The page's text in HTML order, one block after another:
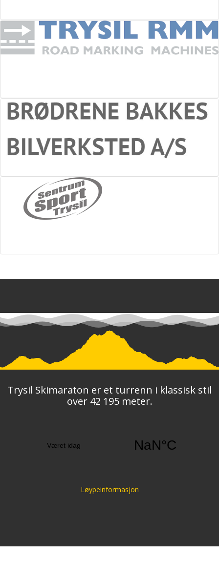
Trysil Skimaraton er et turrenn i klassisk stil
over 42 195 meter.
Løypeinformasjon